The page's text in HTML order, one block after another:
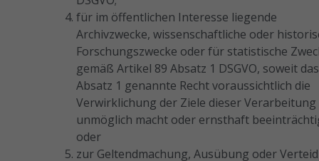
für im öffentlichen Interesse liegende
Archivzwecke, wissenschaftliche oder
Forschungszwecke oder für statistische
gemäß Artikel 89 Absatz 1 DSGVO, soweit
Absatz 1 genannte Recht voraussichtlich die
Verwirklichung der Ziele dieser Verarbeitung
unmöglich macht oder ernsthaft
oder
zur Geltendmachung, Ausübung oder